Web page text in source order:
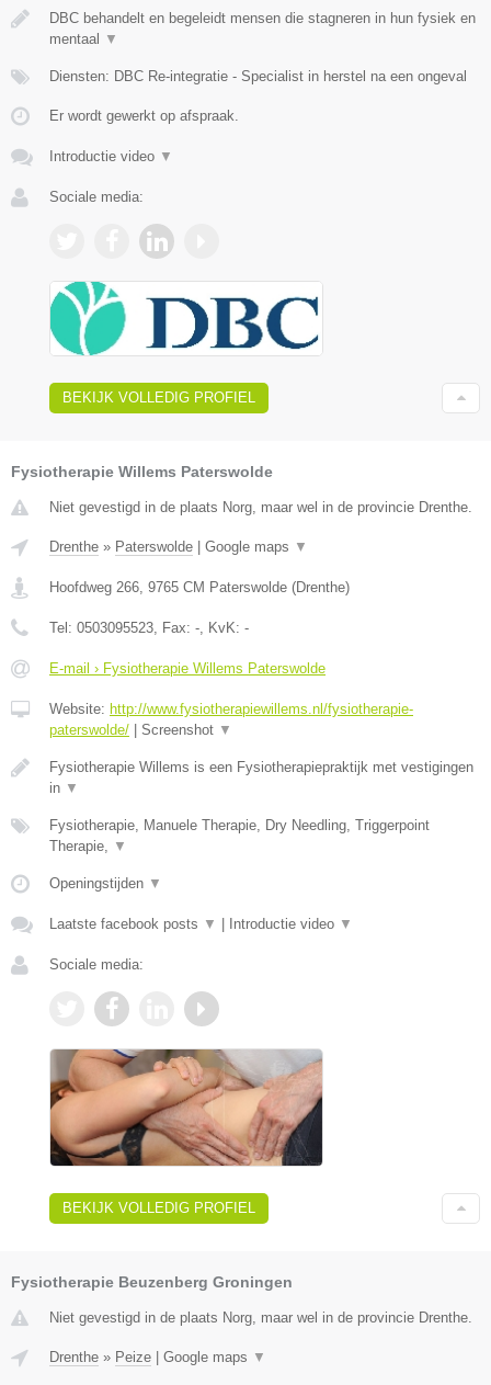
DBC behandelt en begeleidt mensen die stagneren in hun fysiek en
mentaal
▼
Diensten: DBC Re-integratie - Specialist in herstel na een ongeval
Er wordt gewerkt op afspraak.
Introductie video ▼
Sociale media:
BEKIJK VOLLEDIG PROFIEL
Fysiotherapie Willems Paterswolde
Niet gevestigd in de plaats Norg, maar wel in de provincie Drenthe.
Drenthe » Paterswolde Google maps ▼
Hoofdweg 266, 9765 CM Paterswolde (Drenthe)
Tel: 0503095523, Fax: -, KvK: -
E-mail › Fysiotherapie Willems Paterswolde
Website: http://www.fysiotherapiewillems.nl/fysiotherapie-
paterswolde/
Screenshot ▼
Fysiotherapie Willems is een Fysiotherapiepraktijk met vestigingen
in ▼
Fysiotherapie, Manuele Therapie, Dry Needling, Triggerpoint
Therapie, ▼
Openingstijden ▼
Laatste facebook posts ▼ Introductie video ▼
Sociale media:
BEKIJK VOLLEDIG PROFIEL
Fysiotherapie Beuzenberg Groningen
Niet gevestigd in de plaats Norg, maar wel in de provincie Drenthe.
Drenthe » Peize Google maps ▼